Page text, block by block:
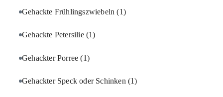
Gehackte Frühlingszwiebeln(1)
Gehackte Petersilie (1)
Gehackter Porree(1)
Gehackter Speck oder Schinken (1)